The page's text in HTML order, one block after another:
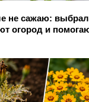
не сажаю:
огород и